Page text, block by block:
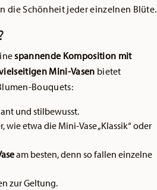
die Schönheit jeder einzelnen Blüte.
spannende Komposition mit
Mini-Vasen bietet
Bouquets:
und stilbewusst.
etwa die Mini-Vase „Klassik“ oder
am besten, denn so fallen einzelne
zur Geltung.